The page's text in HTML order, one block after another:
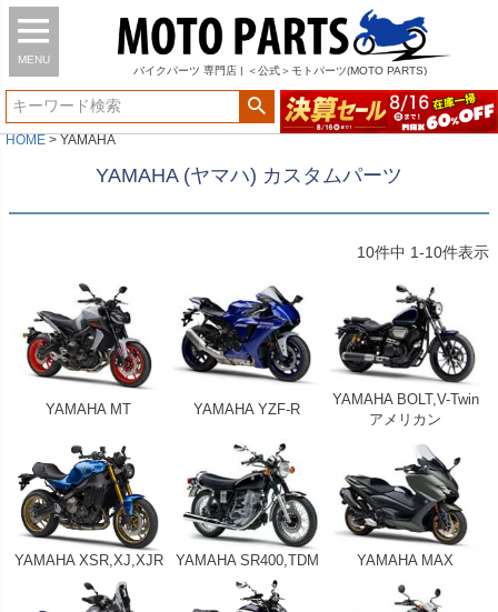
MENU
バイク パーツ 専門店 | ＜公式＞モトパーツ(MOTO PARTS)
HOME YAMAHA
YAMAHA (ヤマハ) カスタムパーツ
10件中 1-10件表示
YAMAHA MT YAMAHA YZF-R
YAMAHA BOLT,V-Twin
アメリカン
YAMAHA XSR,XJ,XJR YAMAHA SR400,TDM YAMAHA MAX